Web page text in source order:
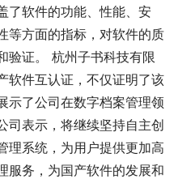
了软件的功能、性能、安
等方面的指标，对软件的质
验证。 杭州子书科技有限
软件互认证，不仅证明了该
示了公司在数字档案管理领
司表示，将继续坚持自主创
理系统，为用户提供更加高
服务，为国产软件的发展和